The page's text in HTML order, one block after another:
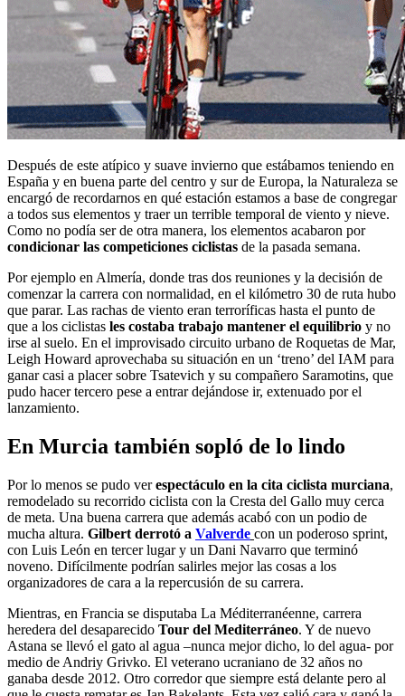
Después de este atípico y suave invierno que estábamos teniendo en
España y en buena parte del centro y sur de Europa, la Naturaleza se
encargó de recordarnos en qué estación estamos a base de congregar
a todos sus elementos y traer un terrible temporal de viento y nieve.
Como no podía ser de otra manera, los elementos acabaron por
condicionar las competiciones ciclistas de la pasada semana.
Por ejemplo en Almería, donde tras dos reuniones y la decisión de
comenzar la carrera con normalidad, en el kilómetro 30 de ruta hubo
que parar. Las rachas de viento eran terroríficas hasta el punto de
que a los ciclistas les costaba trabajo mantener el equilibrio y no
irse al suelo. En el improvisado circuito urbano de Roquetas de Mar,
Leigh Howard aprovechaba su situación en un ‘treno’ del IAM para
ganar casi a placer sobre Tsatevich y su compañero Saramotins, que
pudo hacer tercero pese a entrar dejándose ir, extenuado por el
lanzamiento.
En Murcia también sopló de lo lindo
Por lo menos se pudo verespectáculo en la cita ciclista murciana,
remodelado su recorrido ciclista con la Cresta del Gallo muy cerca
de meta. Una buena carrera que además acabó con un podio de
mucha altura. Gilbert derrotó a Valverde con un poderoso sprint,
con Luis León en tercer lugar y un Dani Navarro que terminó
noveno. Difícilmente podrían salirles mejor las cosas a los
organizadores de cara a la repercusión de su carrera.
Mientras, en Francia se disputaba La Méditerranéenne, carrera
heredera del desaparecido Tour del Mediterráneo. Y de nuevo
Astana se llevó el gato al agua –nunca mejor dicho, lo del agua- por
medio de Andriy Grivko. El veterano ucraniano de 32 años no
ganaba desde 2012. Otro corredor que siempre está delante pero al